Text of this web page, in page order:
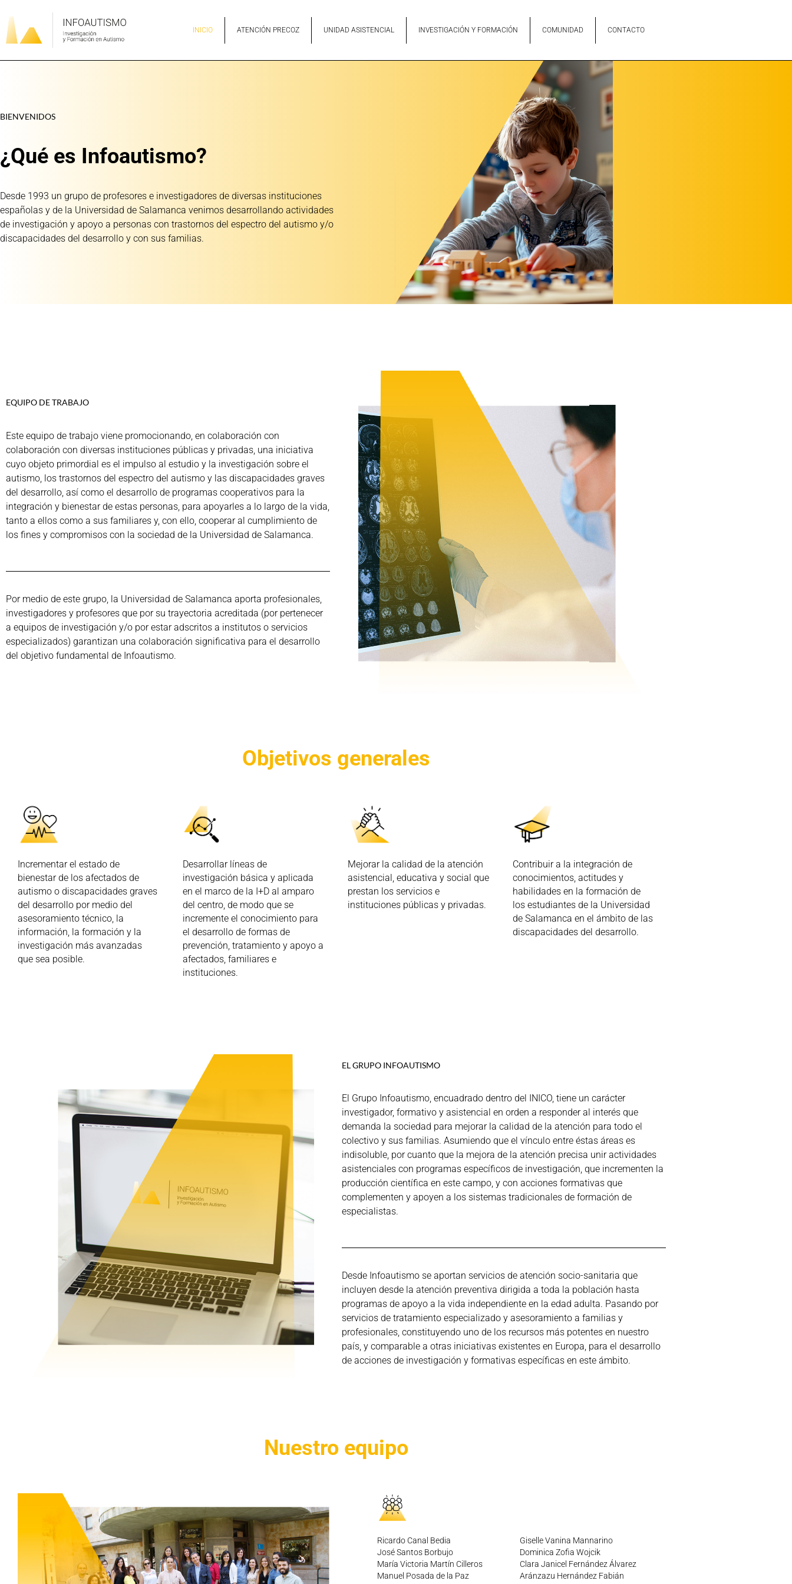
INICIO ATENCIÓN PRECOZ UNIDAD ASISTENCIAL INVESTIGACIÓN Y FORMACIÓN COMUNIDAD CONTACTO
BIENVENIDOS
¿Qué es Infoautismo?
Desde 1993 un grupo de profesores e investigadores de diversas instituciones
españolas y de la Universidad de Salamanca venimos desarrollando actividades
de investigación y apoyo a personas con trastornos del espectro del autismo y/o
discapacidades del desarrollo y con sus familias.
EQUIPO DE TRABAJO
Este equipo de trabajo viene promocionando, en colaboración con
colaboración con diversas instituciones públicas y privadas, una iniciativa
cuyo objeto primordial es el impulso al estudio y la investigación sobre el
autismo, los trastornos del espectro del autismo y las discapacidades graves
del desarrollo, así como el desarrollo de programas cooperativos para la
integración y bienestar de estas personas, para apoyarles a lo largo de la vida,
tanto a ellos como a sus familiares y, con ello, cooperar al cumplimiento de
los fines y compromisos con la sociedad de la Universidad de Salamanca.
Por medio de este grupo, la Universidad de Salamanca aporta profesionales,
investigadores y profesores que por su trayectoria acreditada (por pertenecer
a equipos de investigación y/o por estar adscritos a institutos o servicios
especializados) garantizan una colaboración significativa para el desarrollo
del objetivo fundamental de Infoautismo.
Objetivos generales
Incrementar el estado de
bienestar de los afectados de
autismo o discapacidades graves
del desarrollo por medio del
asesoramiento técnico, la
información, la formación y la
investigación más avanzadas
que sea posible.
Desarrollar líneas de
investigación básica y aplicada
en el marco de la I+D al amparo
del centro, de modo que se
incremente el conocimiento para
el desarrollo de formas de
prevención, tratamiento y apoyo a
afectados, familiares e
instituciones.
Mejorar la calidad de la atención
asistencial, educativa y social que
prestan los servicios e
instituciones públicas y privadas.
Contribuir a la integración de
conocimientos, actitudes y
habilidades en la formación de
los estudiantes de la Universidad
de Salamanca en el ámbito de las
discapacidades del desarrollo.
EL GRUPO INFOAUTISMO
El Grupo Infoautismo, encuadrado dentro del INICO, tiene un carácter
investigador, formativo y asistencial en orden a responder al interés que
demanda la sociedad para mejorar la calidad de la atención para todo el
colectivo y sus familias. Asumiendo que el vínculo entre éstas áreas es
indisoluble, por cuanto que la mejora de la atención precisa unir actividades
asistenciales con programas específicos de investigación, que incrementen la
producción científica en este campo, y con acciones formativas que
complementen y apoyen a los sistemas tradicionales de formación de
especialistas.
Desde Infoautismo se aportan servicios de atención socio-sanitaria que
incluyen desde la atención preventiva dirigida a toda la población hasta
programas de apoyo a la vida independiente en la edad adulta. Pasando por
servicios de tratamiento especializado y asesoramiento a familias y
profesionales, constituyendo uno de los recursos más potentes en nuestro
país, y comparable a otras iniciativas existentes en Europa, para el desarrollo
de acciones de investigación y formativas específicas en este ámbito.
Nuestro equipo
Ricardo Canal Bedia
José Santos Borbujo
María Victoria Martín Cilleros
Manuel Posada de la Paz
Giselle Vanina Mannarino
Dominica Zofia Wojcik
Clara Janicel Fernández Álvarez
Aránzazu Hernández Fabián